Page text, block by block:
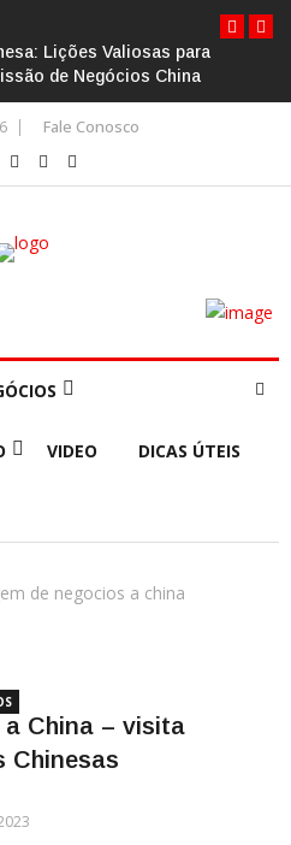
Lições Valiosas para
de Negócios China
Fale Conosco
VIDEO DICAS ÚTEIS
de negocios a china
a China – visita
Chinesas